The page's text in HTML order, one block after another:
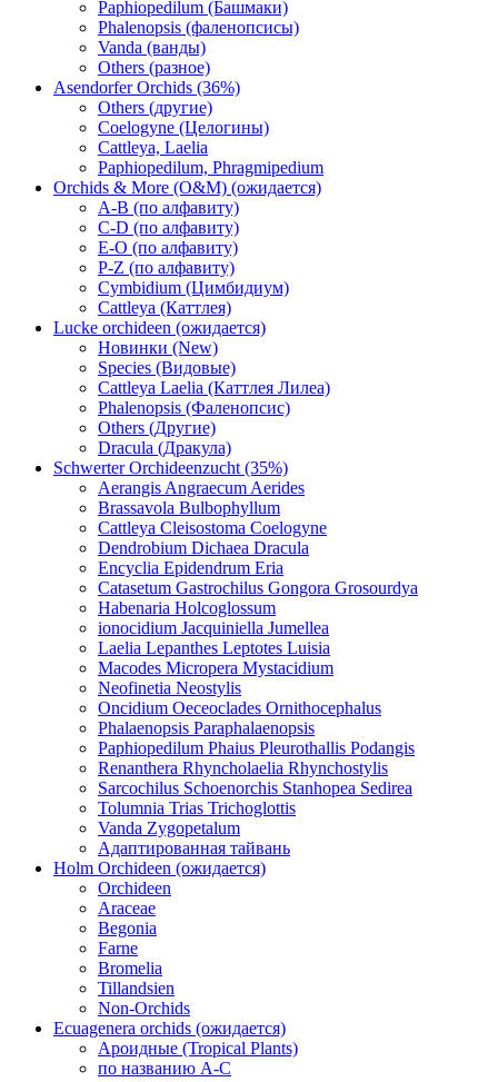
Paphiopedilum (Башмаки)
Phalenopsis (фаленопсисы)
Vanda (ванды)
Others (разное)
Asendorfer Orchids (36%)
Others (другие)
Coelogyne (Целогины)
Cattleya, Laelia
Paphiopedilum, Phragmipedium
Orchids & More (O&M) (ожидается)
A-B (по алфавиту)
C-D (по алфавиту)
E-O (по алфавиту)
P-Z (по алфавиту)
Cymbidium (Цимбидиум)
Cattleya (Каттлея)
Lucke orchideen (ожидается)
Новинки (New)
Species (Видовые)
Cattleya Laelia (Каттлея Лилеа)
Phalenopsis (Фаленопсис)
Others (Другие)
Dracula (Дракула)
Schwerter Orchideenzucht (35%)
Aerangis Angraecum Aerides
Brassavola Bulbophyllum
Cattleya Cleisostoma Coelogyne
Dendrobium Dichaea Dracula
Encyclia Epidendrum Eria
Catasetum Gastrochilus Gongora Grosourdya
Habenaria Holcoglossum
ionocidium Jacquiniella Jumellea
Laelia Lepanthes Leptotes Luisia
Macodes Micropera Mystacidium
Neofinetia Neostylis
Oncidium Oeceoclades Ornithocephalus
Phalaenopsis Paraphalaenopsis
Paphiopedilum Phaius Pleurothallis Podangis
Renanthera Rhyncholaelia Rhynchostylis
Sarcochilus Schoenorchis Stanhopea Sedirea
Tolumnia Trias Trichoglottis
Vanda Zygopetalum
Адаптированная тайвань
Holm Orchideen (ожидается)
Orchideen
Araceae
Begonia
Farne
Bromelia
Tillandsien
Non-Orchids
Ecuagenera orchids (ожидается)
Ароидные (Tropical Plants)
по названию A-C